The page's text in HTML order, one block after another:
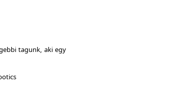
tagunk, aki egy